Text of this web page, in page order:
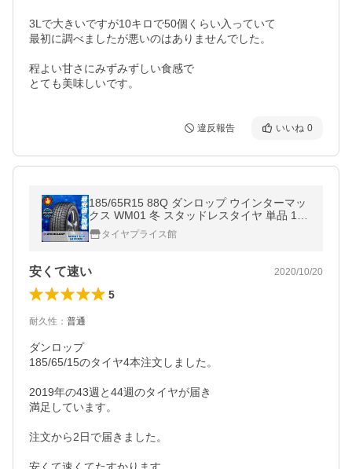
3Lで大きいですが10キロで50個くらい入っていて
最初に調べましたが悪いのはありませんでした。
程よい甘さにみずみずしい食感で
とても美味しいです。
違反報告 いいね 0
185/65R15 88Q ダンロップ ウインターマッ
クス WM01 冬 スタッドレスタイヤ 単品 1本
価格《2本以上ご購入で送料無料》
タイヤプライス館
安くて速い 2020/10/20
5
耐久性 ： 普通
ダンロップ
185/65/15のタイヤ4本注文しました。
2019年の43週と44週のタイヤが届き
満足しています。
注文から2日で届きました。